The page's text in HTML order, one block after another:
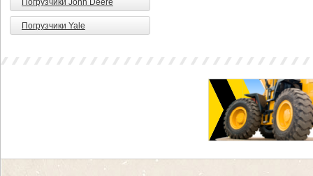
Погрузчики John Deere
Погрузчики Yale